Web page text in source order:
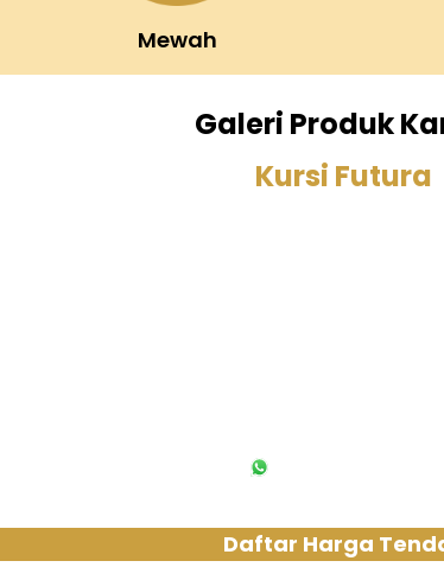
Mewah
Galeri Produk
Kursi Futura
Daftar Harga